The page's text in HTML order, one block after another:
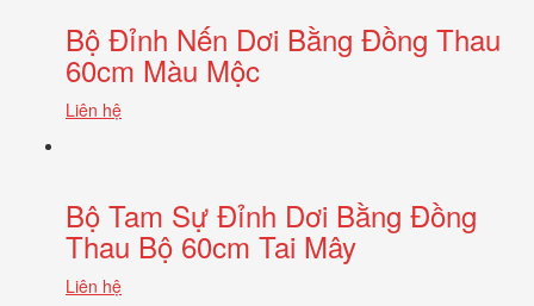
Bộ Đỉnh Nến Dơi Bằng Đồng Thau
60cm Màu Mộc
Liên hệ
Bộ Tam Sự Đỉnh Dơi Bằng Đồng
Thau Bộ 60cm Tai Mây
Liên hệ